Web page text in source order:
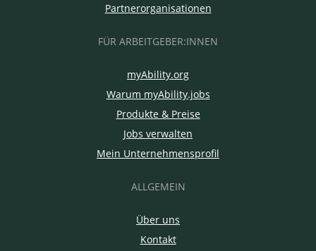
Partnerorganisationen
FÜR ARBEITGEBER:INNEN
myAbility.org
Warum myAbility.jobs
Produkte & Preise
Jobs verwalten
Mein Unternehmensprofil
ALLGEMEIN
Über uns
Kontakt